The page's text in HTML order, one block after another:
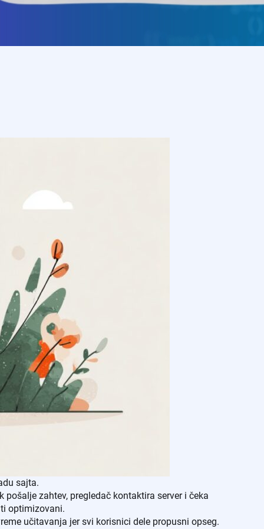
sajta.
zahtev, pregledač kontaktira server i čeka
optimizovani.
učitavanja jer svi korisnici dele propusni opseg.